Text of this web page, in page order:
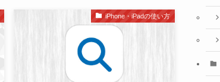
iPhone・iPadの使い方